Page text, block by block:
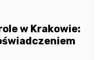
w Krakowie: